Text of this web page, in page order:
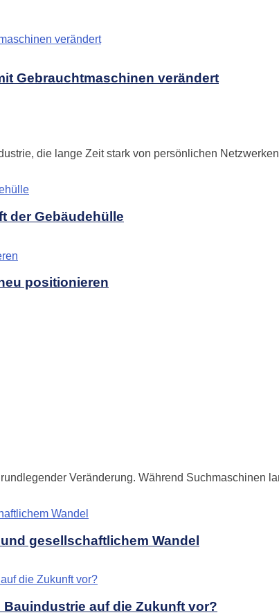
Gebrauchtmaschinen verändert
die lange Zeit stark von persönlichen
der Gebäudehülle
positionieren
Veränderung. Während Suchmaschinen
gesellschaftlichem Wandel
auf die Zukunft vor?